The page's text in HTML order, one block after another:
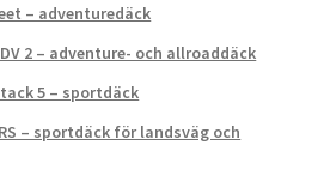
– adventuredäck
2 – adventure- och allroaddäck
5 – sportdäck
– sportdäck för landsväg och